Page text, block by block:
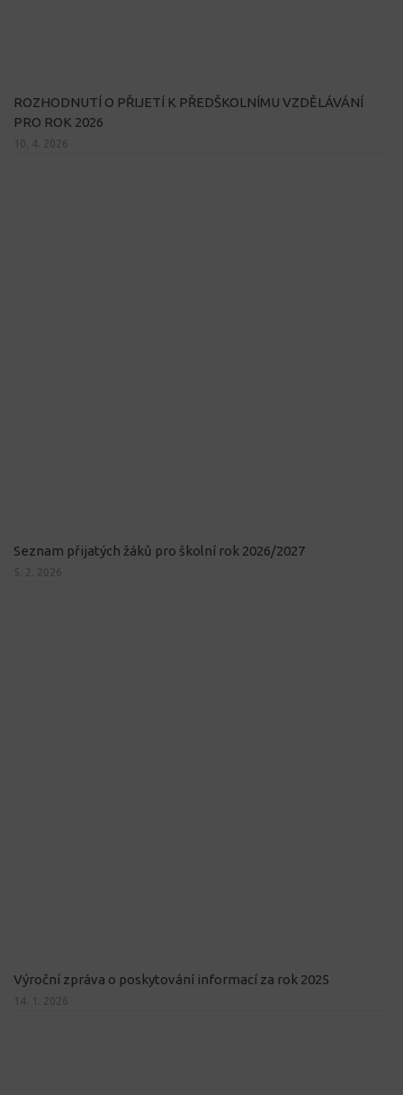
ROZHODNUTÍ O PŘIJETÍ K PŘEDŠKOLNÍMU VZDĚLÁVÁNÍ
PRO ROK 2026
10. 4. 2026
Seznam přijatých žáků pro školní rok 2026/2027
5. 2. 2026
Výroční zpráva o poskytování informací za rok 2025
14. 1. 2026